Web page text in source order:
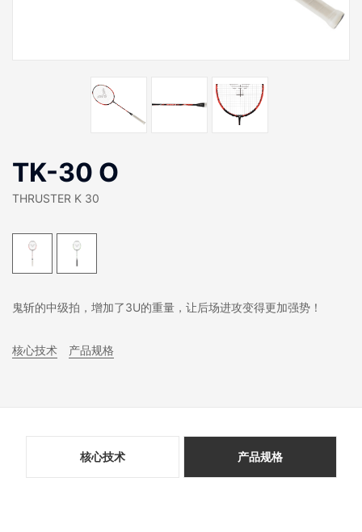
TK-30 O
THRUSTER K 30
鬼斩的中级拍，增加了3U的重量，让后场进攻变得更加强势！
核心技术 产品规格
核心技术 产品规格